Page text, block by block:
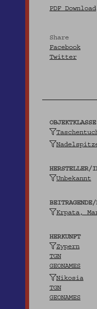
PDF Download
Share
Facebook
Twitter
OBJEKTKLASSE
HERSTELLER/
Unbekannt
BEITRAGENDE/
Krpata,
HERKUNFT
Zypern
TGN
GEONAMES
Nikosia
TGN
GEONAMES